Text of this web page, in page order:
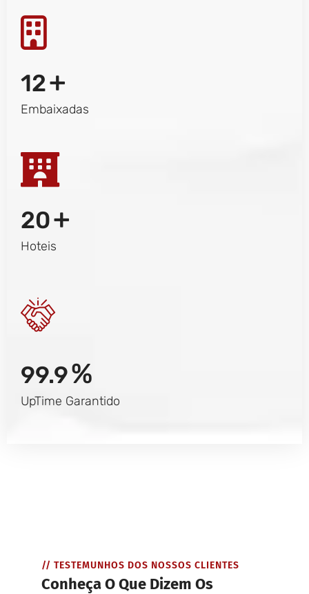
12+
Embaixadas
20+
Hoteis
99.9%
UpTime Garantido
// TESTEMUNHOS DOS NOSSOS CLIENTES
Conheça O Que Dizem Os